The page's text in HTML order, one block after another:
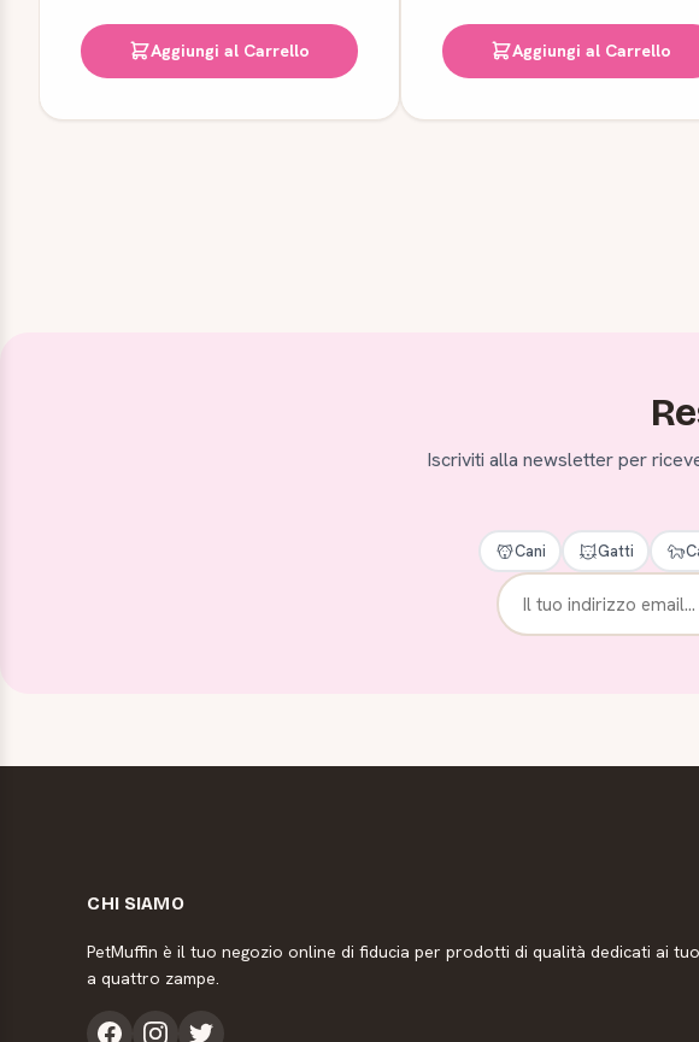
Aggiungi al Carrello Aggiungi al Carrello
Iscriviti alla newsletter per
Cani Gatti
CHI SIAMO
PetMuffin è il tuo negozio online di fiducia per prodotti di qualità dedicati ai
a quattro zampe.